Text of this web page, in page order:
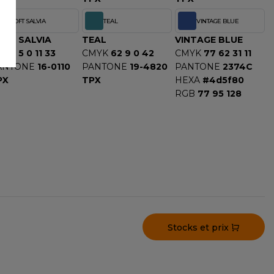
SOFT SALVIA
SALVIA
5 0 11 33
16-0110
TEAL
TEAL
CMYK 62 9 0 42
PANTONE 19-4820
TPX
VINTAGE BLUE
VINTAGE BLUE
CMYK 77 62 31 11
PANTONE 2374C
HEXA #4d5f80
RGB 77 95 128
Stocks et prix